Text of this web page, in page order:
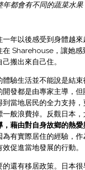
年都會有不同的蔬菜水果
一年以後感受到身體越
在 Sharehouse，讓她
搬出來自己住。
體驗生活並不能說是結
開發都是由專家主導，
到當地居民的全力支持
一般浪費掉。反觀日本，
，藉由對自身故鄉的熱
為有實際居住的經驗，
促進當地發展的行動。
的還有移居政策。日本很